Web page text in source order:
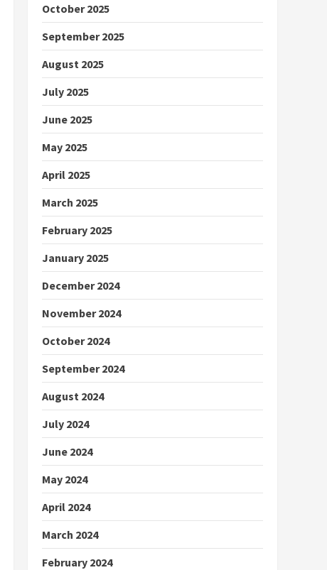
October 2025
September 2025
August 2025
July 2025
June 2025
May 2025
April 2025
March 2025
February 2025
January 2025
December 2024
November 2024
October 2024
September 2024
August 2024
July 2024
June 2024
May 2024
April 2024
March 2024
February 2024